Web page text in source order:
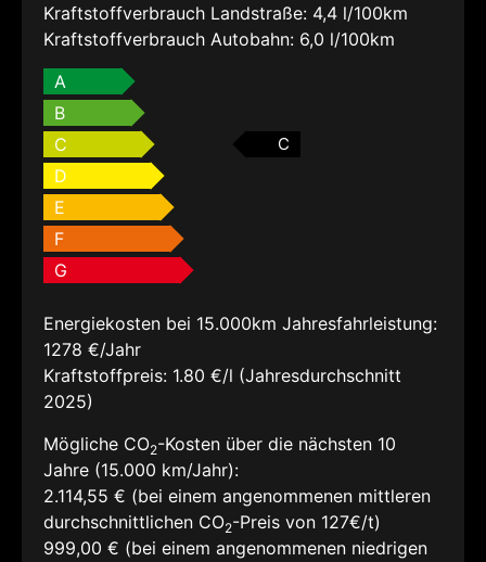
Kraftstoffverbrauch Landstraße: 4,4 l/100km
Kraftstoffverbrauch Autobahn: 6,0 l/100km
A
B
C
C
D
E
F
G
Energiekosten bei 15.000km Jahresfahrleistung:
1278 €/Jahr
Kraftstoffpreis: 1.80 €/l (Jahresdurchschnitt
2025)
Mögliche CO2-Kosten über die nächsten 10
Jahre (15.000 km/Jahr):
2.114,55 € (bei einem angenommenen mittleren
durchschnittlichen CO2-Preis von 127€/t)
999,00 € (bei einem angenommenen niedrigen